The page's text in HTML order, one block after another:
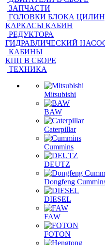
Каталог
ДВИГАТЕЛИ В СБОРЕ
ЗАПЧАСТИ
ГОЛОВКИ БЛОКА
КАРКАСЫ КАБИН
РЕДУКТОРА
ГИДРАВЛИЧЕСКИЙ НАСОС
КАБИНЫ
ТЕХНИКА
Mitsubishi
BAW
Caterpillar
Cummins
DEUTZ
Dongfeng Cummins
DIESEL
FAW